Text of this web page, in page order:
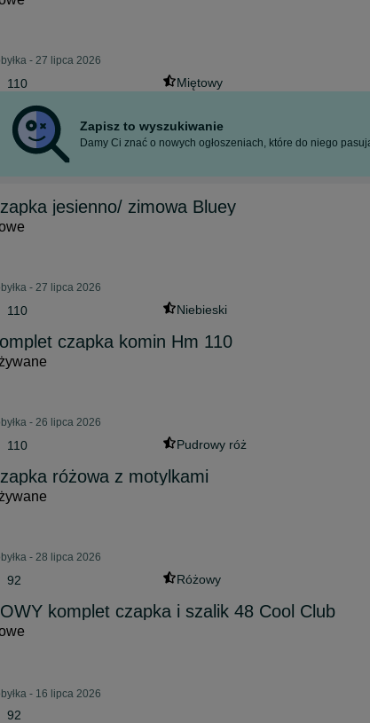
- 27 lipca 2026
110 Miętowy
Zapisz to wyszukiwanie
Damy Ci znać o nowych ogłoszeniach, które do niego
jesienno/ zimowa Bluey
- 27 lipca 2026
110 Niebieski
czapka komin Hm 110
- 26 lipca 2026
110 Pudrowy róż
różowa z motylkami
- 28 lipca 2026
92 Różowy
komplet czapka i szalik 48 Cool Club
- 16 lipca 2026
92